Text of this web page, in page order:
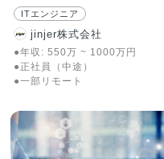
ITエンジニア
jinjer株式会社
●年収:550万 ~ 1000万 円
●正社員（中途）
●一部リモート